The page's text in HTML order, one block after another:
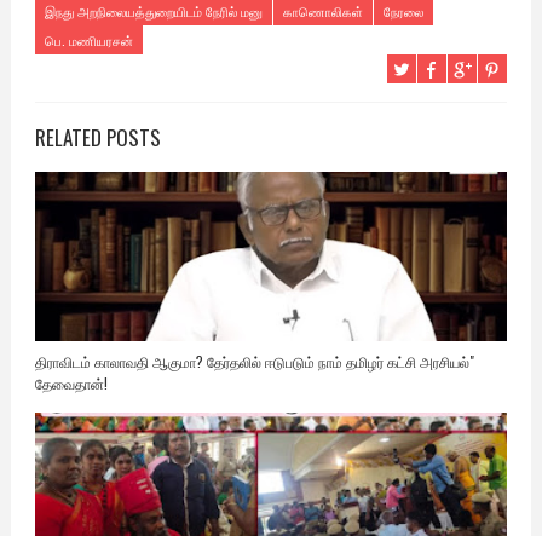
இநது அறநிலையத்துறையிடம் நேரில் மனு காணொலிகள்
நேரலை
பெ. மணியரசன்
RELATED POSTS
திராவிடம் காலாவதி ஆகுமா? தேர்தலில் ஈடுபடும் நாம் தமிழர் கட்சி அரசியல்"
தேவைதான்!